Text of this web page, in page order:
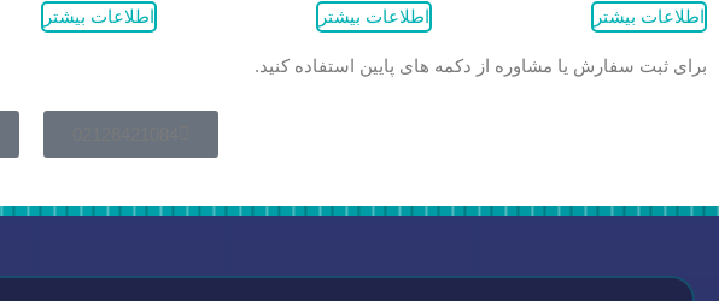
اطلاعات بیشتر اطلاعات بیشتر اطلاعات بیشتر
برای ثبت سفارش یا مشاوره از دکمه های پایین استفاده کنید.